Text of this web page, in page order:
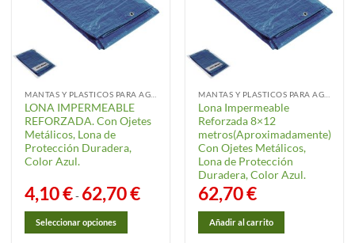
LONA IMPERMEABLE
REFORZADA. Con Ojetes
Metálicos, Lona de
Protección Duradera,
Color Azul.
4,10€- 62,70€Rango
de
Seleccionar opciones
Lona Impermeable
Reforzada 8×12
metros(Aproximadamente)
Con Ojetes Metálicos,
Lona de Protección
Duradera, Color Azul.
62,70€
Añadir al carrito